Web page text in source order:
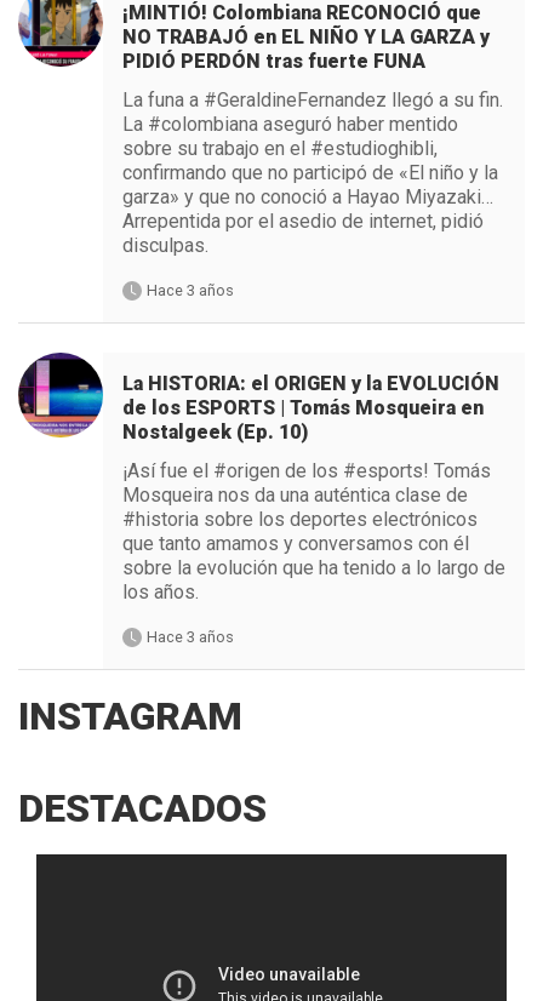
¡MINTIÓ! Colombiana RECONOCIÓ que
NO TRABAJÓ en EL NIÑO Y LA GARZA y
PIDIÓ PERDÓN tras fuerte FUNA
La funa a #GeraldineFernandez llegó a su fin.
La #colombiana aseguró haber mentido
sobre su trabajo en el #estudioghibli,
confirmando que no participó de «El niño y la
garza» y que no conoció a Hayao Miyazaki…
Arrepentida por el asedio de internet, pidió
disculpas.
Hace 3 años
La HISTORIA: el ORIGEN y la EVOLUCIÓN
de los ESPORTS | Tomás Mosqueira en
Nostalgeek (Ep. 10)
¡Así fue el #origen de los #esports! Tomás
Mosqueira nos da una auténtica clase de
#historia sobre los deportes electrónicos
que tanto amamos y conversamos con él
sobre la evolución que ha tenido a lo largo de
los años.
Hace 3 años
INSTAGRAM
DESTACADOS